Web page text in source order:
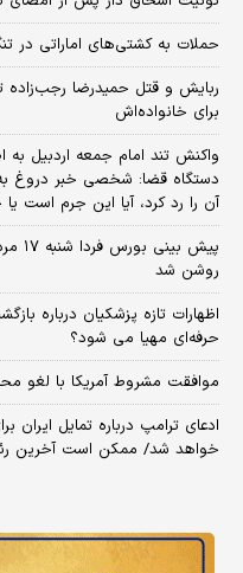
حملات به کشتی‌های اماراتی در
ربایش و قتل حمیدرضا رجب‌زاده
برای خانواده‌اش
واکنش تند امام جمعه اردبیل
دستگاه قضا: شخصی خبر دروغ
آن را رد کرد، آیا این جرم است یا
روشن شد
اظهارات تازه پزشکیان درباره
حرفه‌ای مهیا می شود؟
موافقت مشروط آمریکا با لغو
ادعای ترامپ درباره تمایل ایران
خواهد شد/ ممکن است آخرین